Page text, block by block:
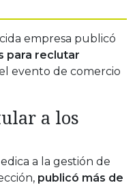
empresa publicó
para reclutar
evento de comercio
a los
a la gestión de
publicó más de